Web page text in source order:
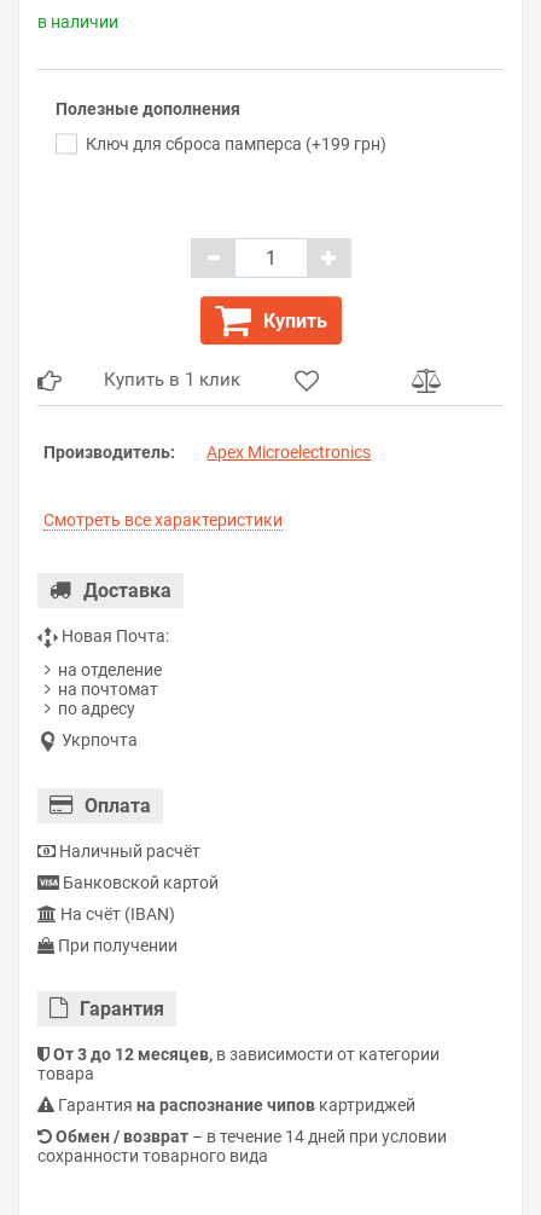
в наличии
Полезные дополнения
Ключ для сброса памперса (+199 грн)
Купить
Купить в 1 клик
Производитель: Apex Microelectronics
Смотреть все характеристики
Доставка
Новая Почта:
на отделение
на почтомат
по адресу
Укрпочта
Оплата
Наличный расчёт
Банковской картой
На счёт (IBAN)
При получении
Гарантия
От 3 до 12 месяцев, в зависимости от категории
товара
Гарантия на распознание чипов картриджей
Обмен / возврат – в течение 14 дней при условии
сохранности товарного вида